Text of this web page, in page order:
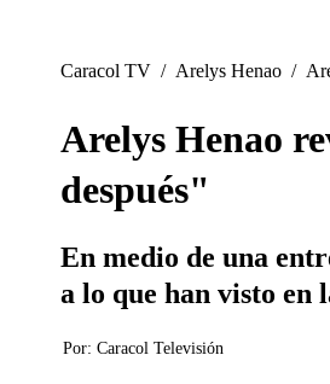
Caracol TV / Arelys Henao /
Arelys Henao
después"
En medio de una
a lo que han visto en
Por: Caracol Televisión